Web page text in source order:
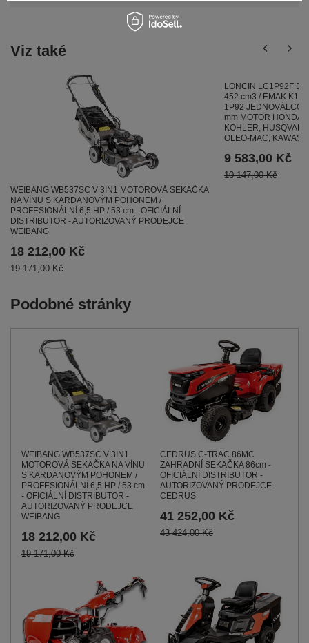
Viz také
WEIBANG WB537SC V 3IN1 MOTOROVÁ SEKAČKA
NA VÍNU S KARDANOVÝM POHONEM /
PROFESIONÁLNÍ 6,5 HP / 53 cm - OFICIÁLNÍ
DISTRIBUTOR - AUTORIZOVANÝ PRODEJCE
WEIBANG
18 212,00 Kč
19 171,00 Kč
LONCIN LC1P92F
452 cm3 / EMAK
1P92
mm MOTOR HONDA
KOHLER,
OLEO-MAC,
9 583,00 Kč
10 147,00 Kč
Podobné stránky
WEIBANG WB537SC V 3IN1
MOTOROVÁ SEKAČKA NA VÍNU
S KARDANOVÝM POHONEM /
PROFESIONÁLNÍ 6,5 HP / 53 cm
- OFICIÁLNÍ DISTRIBUTOR -
AUTORIZOVANÝ PRODEJCE
WEIBANG
18 212,00 Kč
19 171,00 Kč
CEDRUS C-TRAC 86MC
ZAHRADNÍ SEKAČKA 86cm -
OFICIÁLNÍ DISTRIBUTOR -
AUTORIZOVANÝ PRODEJCE
CEDRUS
41 252,00 Kč
43 424,00 Kč